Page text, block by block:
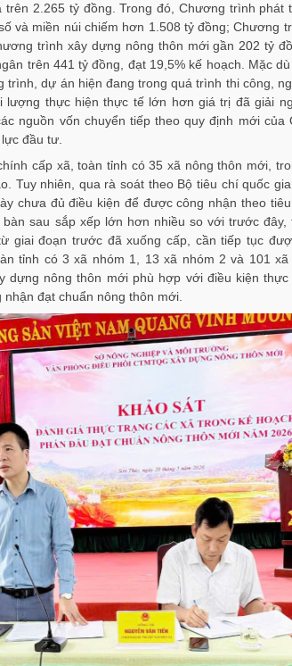
2.265 tỷ đồng. Trong đó, Chương trình phát
và miền núi chiếm hơn 1.508 tỷ đồng; Chương
trình xây dựng nông thôn mới gần 202 tỷ
trên 441 tỷ đồng, đạt 19,5% kế hoạch. Mặc
trình, dự án hiện đang trong quá trình thi công,
lượng thực hiện thực tế lớn hơn giá trị đã giải
nguồn vốn chuyển tiếp theo quy định mới của
đầu tư.
cấp xã, toàn tỉnh có 35 xã nông thôn mới,
Tuy nhiên, qua rà soát theo Bộ tiêu chí quốc
chưa đủ điều kiện để được công nhận theo tiêu
sau sắp xếp lớn hơn nhiều so với trước đây,
giai đoạn trước đã xuống cấp, cần tiếp tục
tỉnh có 3 xã nhóm 1, 13 xã nhóm 2 và 101 xã
dựng nông thôn mới phù hợp với điều kiện thực
đạt chuẩn nông thôn mới.